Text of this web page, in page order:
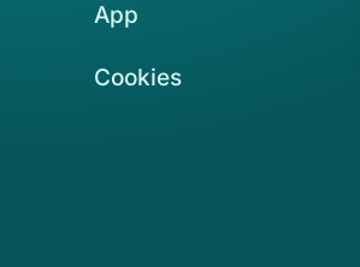
App
Cookies